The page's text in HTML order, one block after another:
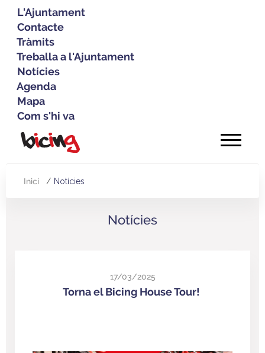
L'Ajuntament
Contacte
Tràmits
Treballa a l'Ajuntament
Notícies
Agenda
Mapa
Com s'hi va
Vés
Inici Notícies
Notícies
17/03/2025
Torna el Bicing House Tour!